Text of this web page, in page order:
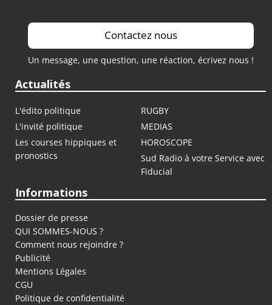
Contactez nous
Un message, une question, une réaction, écrivez nous !
Actualités
L'édito politique
RUGBY
L'invité politique
MEDIAS
Les courses hippiques et
pronostics
HOROSCOPE
Sud Radio à votre Service avec
Fiducial
Informations
Dossier de presse
QUI SOMMES-NOUS ?
Comment nous rejoindre ?
Publicité
Mentions Légales
CGU
Politique de confidentialité